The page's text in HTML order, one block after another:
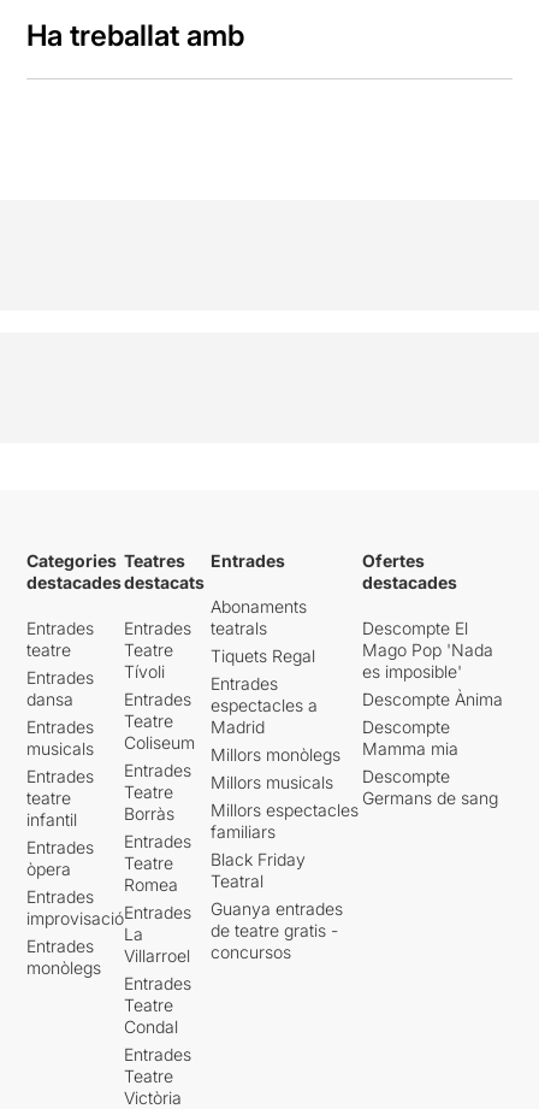
Ha treballat amb
Categories
destacades
Entrades
teatre
Entrades
dansa
Entrades
musicals
Entrades
teatre
infantil
Entrades
òpera
Entrades
improvisació
Entrades
monòlegs
Teatres
destacats
Entrades
Teatre
Tívoli
Entrades
Teatre
Coliseum
Entrades
Teatre
Borràs
Entrades
Teatre
Romea
Entrades
La
Villarroel
Entrades
Teatre
Condal
Entrades
Teatre
Victòria
Entrades
Abonaments
teatrals
Tiquets Regal
Entrades
espectacles a
Madrid
Millors monòlegs
Millors musicals
Millors espectacles
familiars
Black Friday
Teatral
Guanya entrades
de teatre gratis -
concursos
Ofertes
destacades
Descompte El
Mago Pop 'Nada
es imposible'
Descompte Ànima
Descompte
Mamma mia
Descompte
Germans de sang